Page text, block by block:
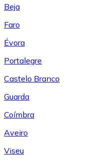
Beja
Faro
Évora
Portalegre
Castelo Branco
Guarda
Coímbra
Aveiro
Viseu